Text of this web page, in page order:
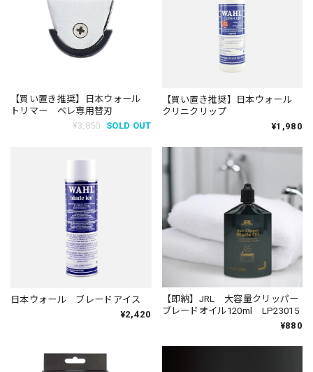
【買い置き推奨】日本ウォール
トリマー ベレ専用替刃
¥3,850
SOLD OUT
【買い置き推奨】日本ウォール
クリニクリップ
¥1,980
日本ウォール ブレードアイス
¥2,420
【即納】JRL 大容量クリッパー
ブレードオイル120ml LP23015
¥880